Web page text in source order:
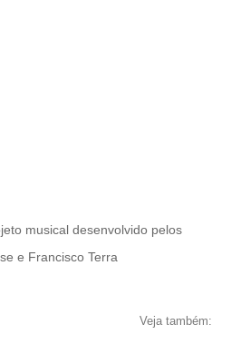
musical desenvolvido pelos
e Francisco Terra
Veja também: